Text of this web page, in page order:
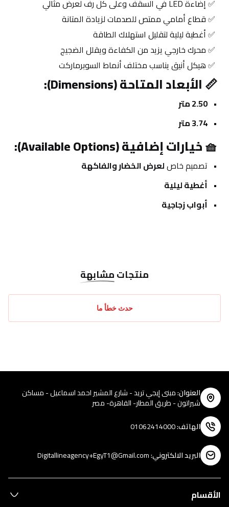
📏 الأبعاد المتاحة (Dimensions):
2.50 متر
3.74 متر
🧺 خيارات إضافية (Available Options):
تصميم خاص لعرض الخضار والفاكهة
أغطية ليلية
أبواب زجاجية
منتجاتمشابهة
حدث خطأ ما
العنوان:مبنى إيجي تريد - شارع المشير احمد اسماعيل - مساكن
شيراتون - طريق المطار- القاهرة- مصر
الهاتف:
01062414000
البريد الالكتروني:
Digitallineagency+EgyT1@Gmail.com
الأقسام